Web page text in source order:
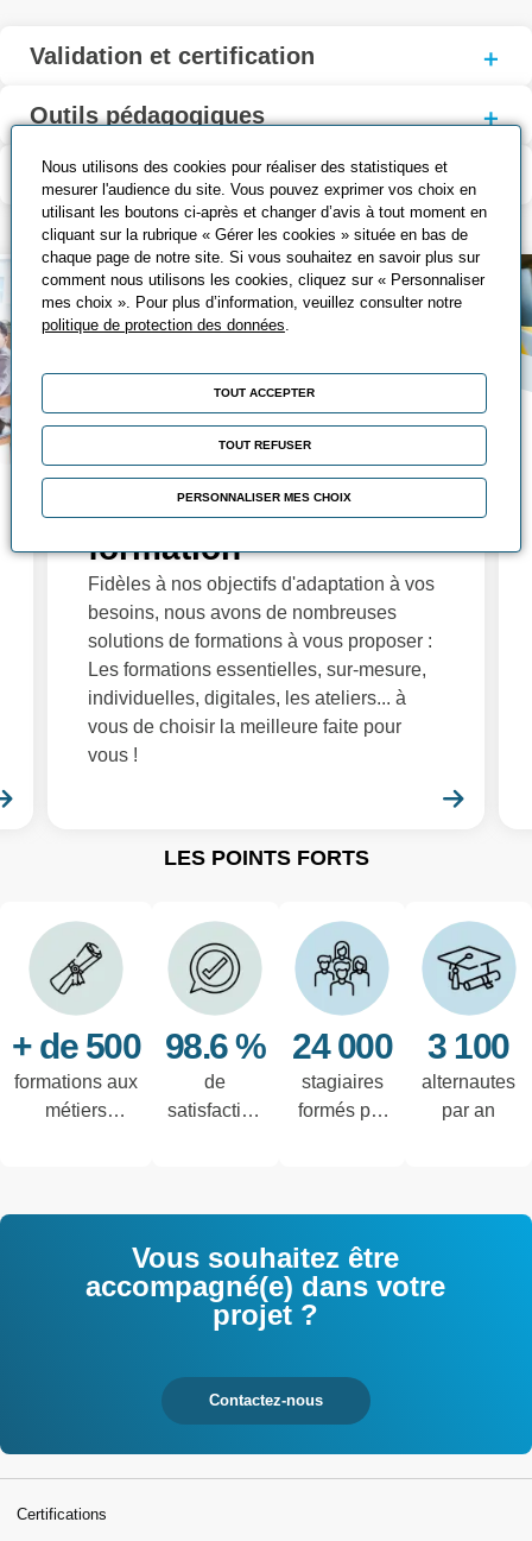
Validation et certification
Outils pédagogiques
Modalité d’évaluation
Nos solutions de
formation
Fidèles à nos objectifs d'adaptation à vos
besoins, nous avons de nombreuses
solutions de formations à vous proposer :
Les formations essentielles, sur-mesure,
individuelles, digitales, les ateliers... à
vous de choisir la meilleure faite pour
vous !
LES POINTS FORTS
+ de 500
formations aux
métiers
98.6 %
de
satisfaction
24 000
stagiaires
formés par
3 100
alternautes
par an
Vous souhaitez être
accompagné(e) dans votre
projet ?
Contactez-nous
Certifications
Nous utilisons des cookies pour réaliser des statistiques et
mesurer l'audience du site. Vous pouvez exprimer vos choix en
utilisant les boutons ci-après et changer d’avis à tout moment en
cliquant sur la rubrique « Gérer les cookies » située en bas de
chaque page de notre site. Si vous souhaitez en savoir plus sur
comment nous utilisons les cookies, cliquez sur « Personnaliser
mes choix ». Pour plus d’information, veuillez consulter notre
politique de protection des données.
TOUT ACCEPTER
TOUT REFUSER
PERSONNALISER MES CHOIX